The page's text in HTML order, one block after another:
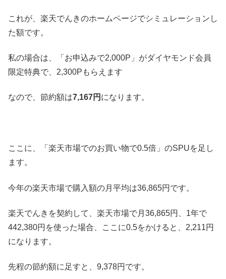
これが、楽天でんきのホームページでシミュレーションし
た額です。
私の場合は、「お申込みで2,000P」がダイヤモンド会員
限定特典で、2,300Pもらえます
なので、節約額は7,167円 になります。
ここに、「楽天市場でのお買い物で0.5倍」のSPUを足し
ます。
今年の楽天市場で購入額の月平均は36,865円です。
楽天でんきを契約して、楽天市場で月36,865円、1年で
442,380円を使った場合、ここに0.5をかけると、2,211円
になります。
先程の節約額に足すと、9,378円です。